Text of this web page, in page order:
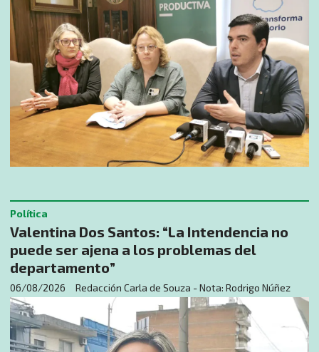
Valentina Dos Santos: “La Intendencia no
puede ser ajena a los problemas del
departamento”
Redacción Carla de Souza - Nota: Rodrigo Núñez
Política
06/08/2026